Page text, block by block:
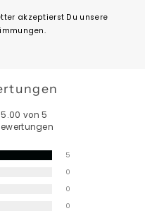
akzeptierst Du unsere
5.00 von 5
5
0
0
0